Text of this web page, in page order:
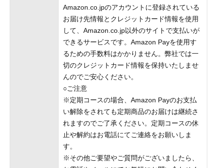
Amazon.co.jpのアカウントに登録されている
お届け先情報とクレジットカード情報を使用
して、Amazon.co.jp以外のサイトで支払いが
できるサービスです。Amazon Payを使用す
るための手数料はかかりません。弊社では一
切のクレジットカード情報を保持いたしませ
んのでご安心ください。
○ご注意
※定期コースの場合、Amazon Payのお支払
い解除をされても定期商品のお届けは継続さ
れますのでご了承ください。定期コースの休
止や解約はお電話にてご連絡をお願いしま
す。
※その他ご要望やご質問がございましたら、